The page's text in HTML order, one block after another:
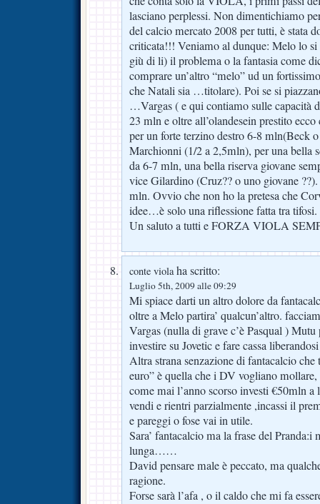
lasciano perplessi. Non dimentichiamo
del calcio mercato 2008 per tutti, è stata
criticata!!! Veniamo al dunque: Melo lo
giù di li) il problema o la fantasia come
comprare un’altro “melo” ud un
che Natali sia …titolare). Poi se si
…Vargas ( e qui contiamo sulle capacità
23 mln e oltre all’olandesein prestito
per un forte terzino destro 6-8 mln(Beck
Marchionni (1/2 a 2,5mln), per una bella
da 6-7 mln, una bella riserva giovane
vice Gilardino (Cruz?? o uno giovane
mln. Ovvio che non ho la pretesa che
idee…è solo una riflessione fatta tra
Un saluto a tutti e FORZA VIOLA
conte violaha scritto:
Luglio 5th, 2009 alle 09:29
Mi spiace darti un altro dolore da
oltre a Melo partira’ qualcun’altro.
Vargas (nulla di grave c’è Pasqual ) Mutu
investire su Jovetic e fare cassa
Altra strana senzazione di fantacalcio che
euro” è quella che i DV vogliano mollare,
come mai l’anno scorso investi €50mln
vendi e rientri parzialmente ,incassi il
e pareggi o fose vai in utile.
Sara’ fantacalcio ma la frase del
lunga……
David pensare male è peccato, ma
ragione.
Forse sarà l’afa , o il caldo che mi fa